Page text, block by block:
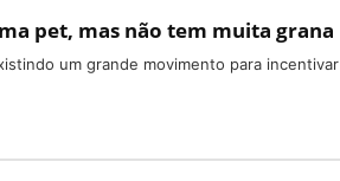
pet, mas não tem muita grana
um grande movimento para incentivar